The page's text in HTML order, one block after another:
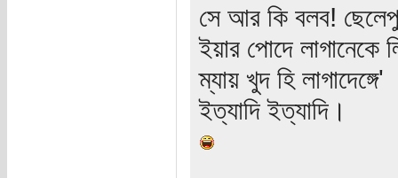
সে আর কি বলব!
ইয়ার পোদে
ম্যায় খুদ হি লাগাদেঙ্গে'
ইত্যাদি ইত্যাদি।